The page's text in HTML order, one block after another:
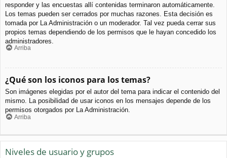
responder y las encuestas allí contenidas terminaron automáticamente.
Los temas pueden ser cerrados por muchas razones. Esta decisión es
tomada por La Administración o un moderador. Tal vez pueda cerrar sus
propios temas dependiendo de los permisos que le hayan concedido los
administradores.
Arriba
¿Qué son los iconos para los temas?
Son imágenes elegidas por el autor del tema para indicar el contenido del
mismo. La posibilidad de usar iconos en los mensajes depende de los
permisos otorgados por La Administración.
Arriba
Niveles de usuario y grupos